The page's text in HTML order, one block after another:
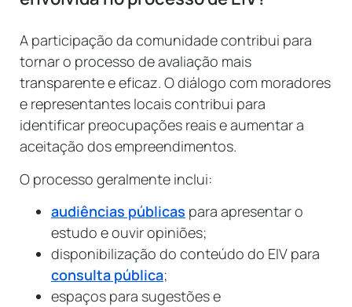
A participação da comunidade contribui para
tornar o processo de avaliação mais
transparente e eficaz. O diálogo com moradores
e representantes locais contribui para
identificar preocupações reais e aumentar a
aceitação dos empreendimentos.
O processo geralmente inclui:
audiências públicas para apresentar o
estudo e ouvir opiniões;
disponibilização do conteúdo do EIV para
consulta pública;
espaços para sugestões e